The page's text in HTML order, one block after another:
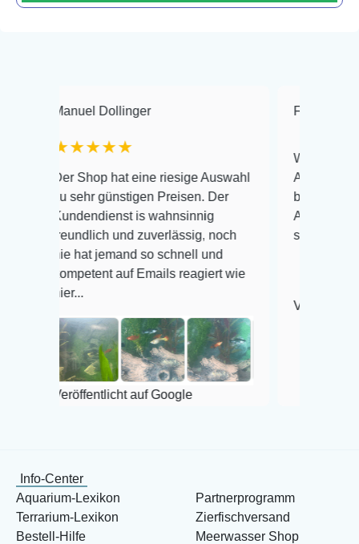
Dollinger
Shop hat eine riesige Auswahl
sehr günstigen Preisen. Der
is wahnsinnig
und zuverlässig, noch
hat jemand so schnell und
auf Emails reagiert wie
auf Google
Frank Hackmayer
Warenanlieferung Top
Auswahl plus
befinden der Fische
Alles ist quick
super Zustand. Gerne
Veröffentlicht auf
Info-Center
Aquarium-Lexikon
Terrarium-Lexikon
Bestell-Hilfe
Partnerprogramm
Zierfischversand
Meerwasser Shop